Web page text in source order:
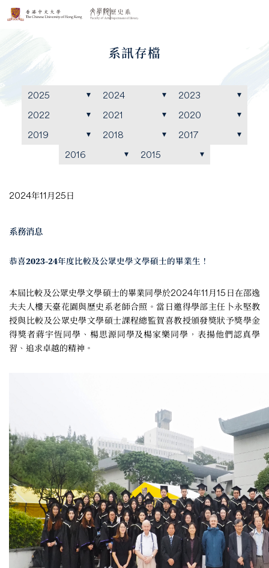
系訊存檔
2025 2024
2023
2022
2021
2020
2019
2018
2017
2016
2015
2024年11月25日
系務消息
恭喜2023-24年度比較及公眾史學文學碩士的畢業生！
本屆比較及公眾史學文學碩士的畢業同學於2024年11月15日在邵逸
夫夫人樓天臺花園與歷史系老師合照。當日邀得學部主任卜永堅教
授與比較及公眾史學文學碩士課程總監賀喜教授頒發獎狀予獎學金
得獎者蔣宇恆同學、楊思源同學及楊家樂同學，表揚他們認真學
習、追求卓越的精神。